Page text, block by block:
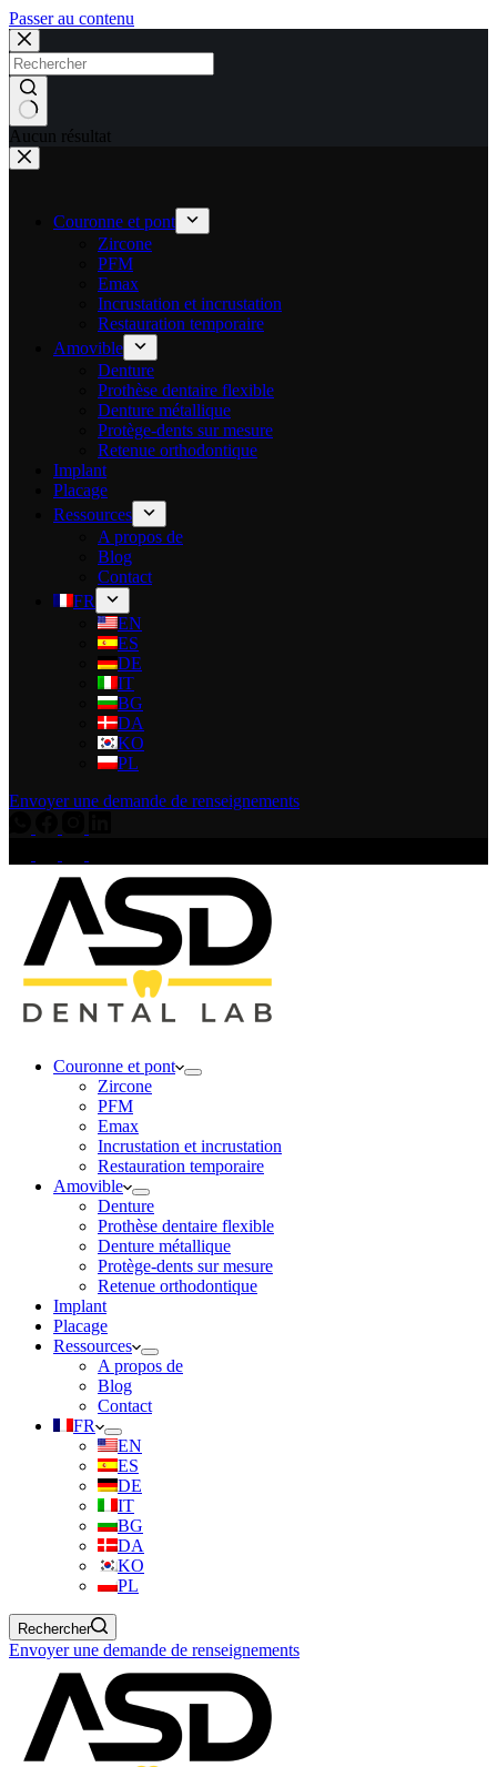
Passer au contenu
Aucun résultat
Couronne et pont
Zircone
PFM
Emax
Incrustation et incrustation
Restauration temporaire
Amovible
Denture
Prothèse dentaire flexible
Denture métallique
Protège-dents sur mesure
Retenue orthodontique
Implant
Placage
Ressources
A propos de
Blog
Contact
FR
EN
ES
DE
IT
BG
DA
KO
PL
Envoyer une demande de renseignements
Couronne et pont
Zircone
PFM
Emax
Incrustation et incrustation
Restauration temporaire
Amovible
Denture
Prothèse dentaire flexible
Denture métallique
Protège-dents sur mesure
Retenue orthodontique
Implant
Placage
Ressources
A propos de
Blog
Contact
FR
EN
ES
DE
IT
BG
DA
KO
PL
Rechercher
Envoyer une demande de renseignements